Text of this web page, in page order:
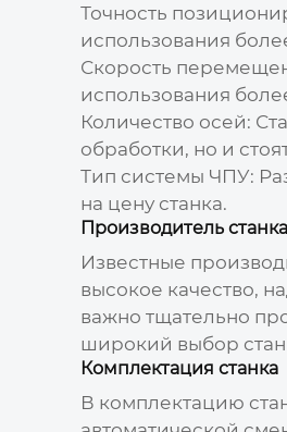
Точность
использования
Скорость
использования
Количество осей:
обработки, но и
Тип системы ЧПУ:
на цену станка.
Производитель станка
Известные
высокое качество,
важно тщательно
широкий выбор
Комплектация станка
В комплектацию